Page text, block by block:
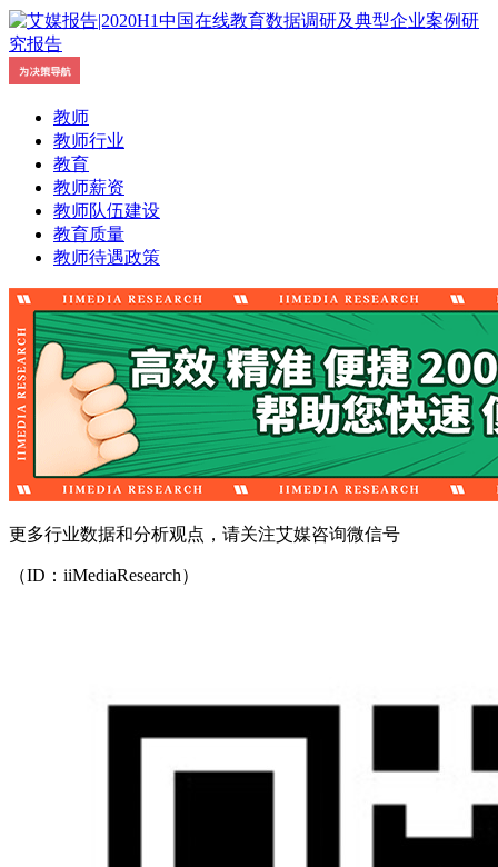
教师
教师行业
教育
教师薪资
教师队伍建设
教育质量
教师待遇政策
更多行业数据和分析观点，请关注艾媒咨询微信号
（ID：iiMediaResearch）